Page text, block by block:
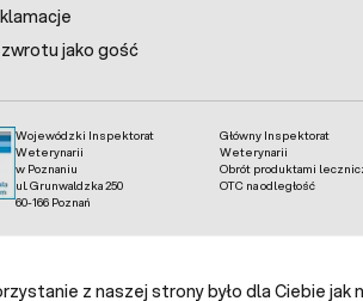
jako gość
Wojewódzki Inspektorat
Weterynarii
w Poznaniu
ul. Grunwaldzka 250
60-166 Poznań
Główny Inspektorat
Weterynarii
Obrót produktami
OTC na odległość
z naszej strony było dla Ciebie